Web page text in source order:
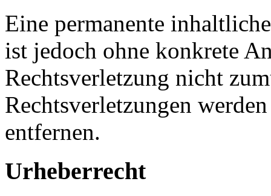
Eine permanente
ist jedoch ohne konkrete
Rechtsverletzung nicht
Rechtsverletzungen
entfernen.
Urheberrecht